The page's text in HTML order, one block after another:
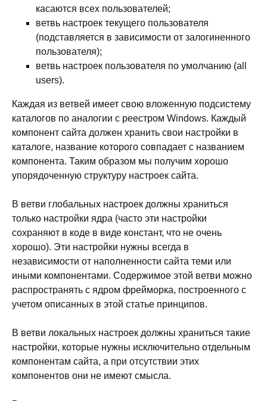
касаются всех пользователей;
ветвь настроек текущего пользователя
(подставляется в зависимости от залогиненного
пользователя);
ветвь настроек пользователя по умолчанию (all
users).
Каждая из ветвей имеет свою вложенную подсистему
каталогов по аналогии с реестром Windows. Каждый
компонент сайта должен хранить свои настройки в
каталоге, название которого совпадает с названием
компонента. Таким образом мы получим хорошо
упорядоченную структуру настроек сайта.
В ветви глобальных настроек должны храниться
только настройки ядра (часто эти настройки
сохраняют в коде в виде констант, что не очень
хорошо). Эти настройки нужны всегда в
независимости от наполненности сайта теми или
иными компонентами. Содержимое этой ветви можно
распространять с ядром фрейморка, построенного с
учетом описанных в этой статье принципов.
В ветви локальных настроек должны храниться такие
настройки, которые нужны исключительно отдельным
компонентам сайта, а при отсутствии этих
компонентов они не имеют смысла.